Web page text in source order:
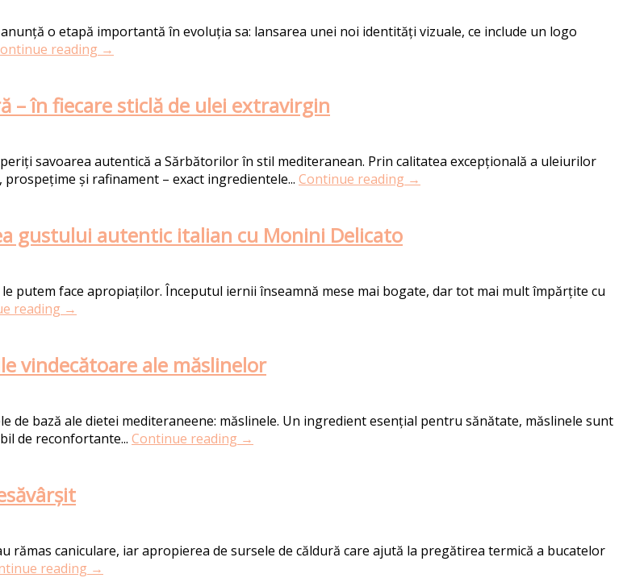
o etapă importantă în evoluția sa: lansarea unei noi identități vizuale, ce include un logo
reading →
în fiecare sticlă de ulei extravirgin
savoarea autentică a Sărbătorilor în stil mediteranean. Prin calitatea excepțională a uleiurilor
și rafinament – exact ingredientele... Continue reading →
gustului autentic italian cu Monini Delicato
putem face apropiaților. Începutul iernii înseamnă mese mai bogate, dar tot mai mult împărțite cu
reading →
vindecătoare ale măslinelor
de bază ale dietei mediteraneene: măslinele. Un ingredient esențial pentru sănătate, măslinele sunt
de reconfortante... Continue reading →
rămas caniculare, iar apropierea de sursele de căldură care ajută la pregătirea termică a bucatelor
reading →